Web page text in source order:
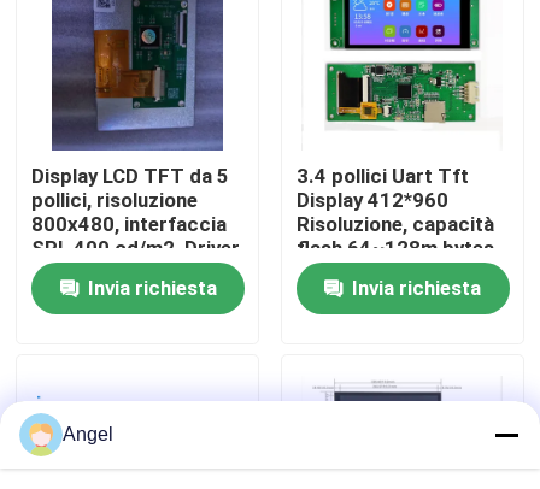
Manifestazione di VR
Circa noi
Giro della fabbrica
Controllo di qualità
Richieda una citazione
Esposizione LCD di TFT
Display LCD TFT da 5
pollici, risoluzione
800x480, interfaccia
SPI, 400 cd/m2, Driver
IC ST7262
Invia richiesta
3.4 pollici Uart Tft
Display 412*960
Risoluzione, capacità
flash 64~128m bytes,
300c/d
Invia richiesta
Angel